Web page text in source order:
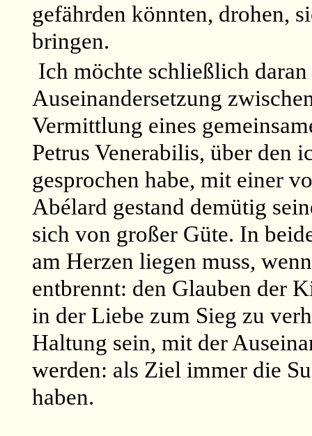
gefährden könnten, drohen,
bringen.
Ich möchte schließlich
Auseinandersetzung
Vermittlung eines
Petrus Venerabilis, über den
gesprochen habe, mit einer
Abélard gestand demütig
sich von großer Güte. In
am Herzen liegen muss,
entbrennt: den Glauben der
in der Liebe zum Sieg zu
Haltung sein, mit der
werden: als Ziel immer die
haben.